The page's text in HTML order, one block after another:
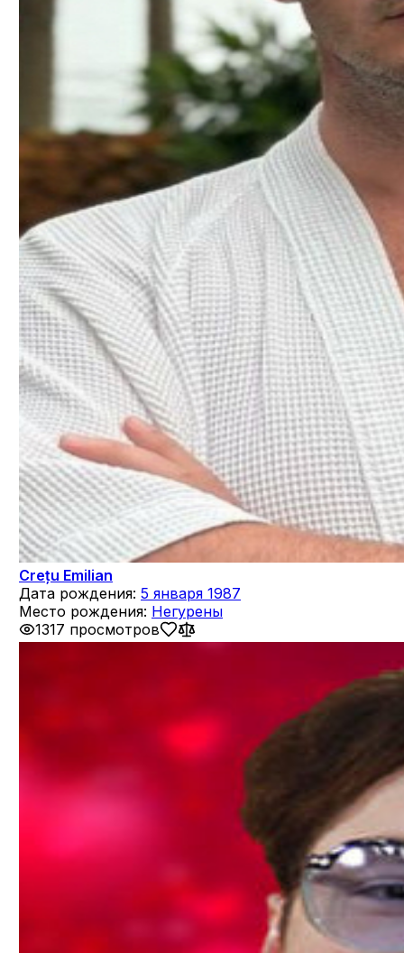
Crețu Emilian
Дата рождения: 5 января 1987
Место рождения: Негурены
1317 просмотров